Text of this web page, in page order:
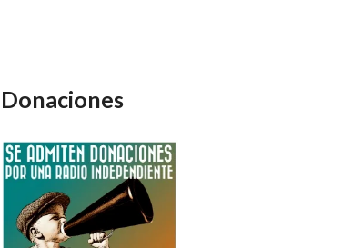
Donaciones